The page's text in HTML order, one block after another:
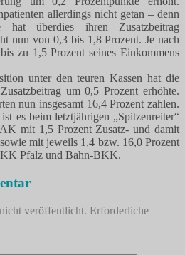
allerdings nicht getan – denn
hat überdies ihren Zusatzbeitrag
nun von 0,3 bis 1,8 Prozent. Je nach
zu 1,5 Prozent seines Einkommens
unter den teuren Kassen hat die
um 0,5 Prozent erhöhte.
nun insgesamt 16,4 Prozent zahlen.
es beim letztjährigen „Spitzenreiter“
mit 1,5 Prozent Zusatz- und damit
mit jeweils 1,4 bzw. 16,0 Prozent
Pfalz und Bahn-BKK.
veröffentlicht. Erforderliche